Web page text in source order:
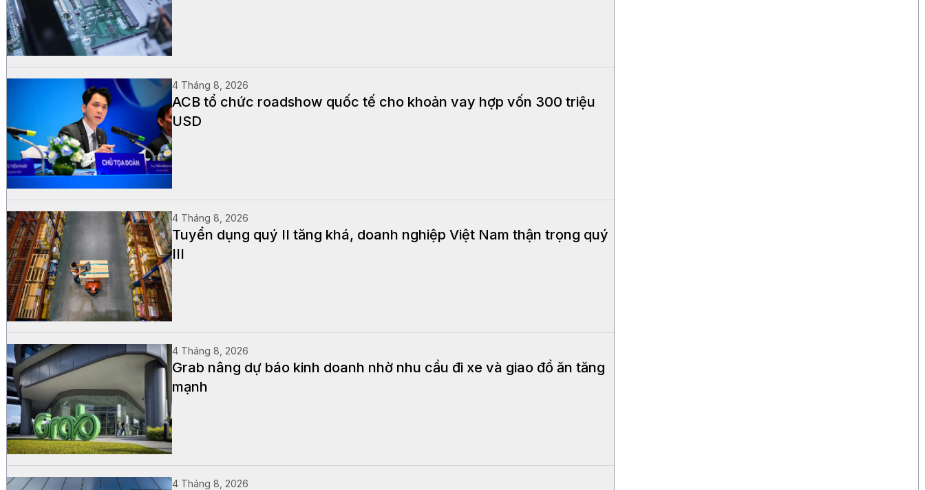
4 Tháng 8, 2026
ACB tổ chức roadshow quốc tế cho khoản vay hợp vốn 300 triệu
USD
4 Tháng 8, 2026
Tuyển dụng quý II tăng khá, doanh nghiệp Việt Nam thận trọng quý
III
4 Tháng 8, 2026
Grab nâng dự báo kinh doanh nhờ nhu cầu đi xe và giao đồ ăn tăng
mạnh
4 Tháng 8, 2026